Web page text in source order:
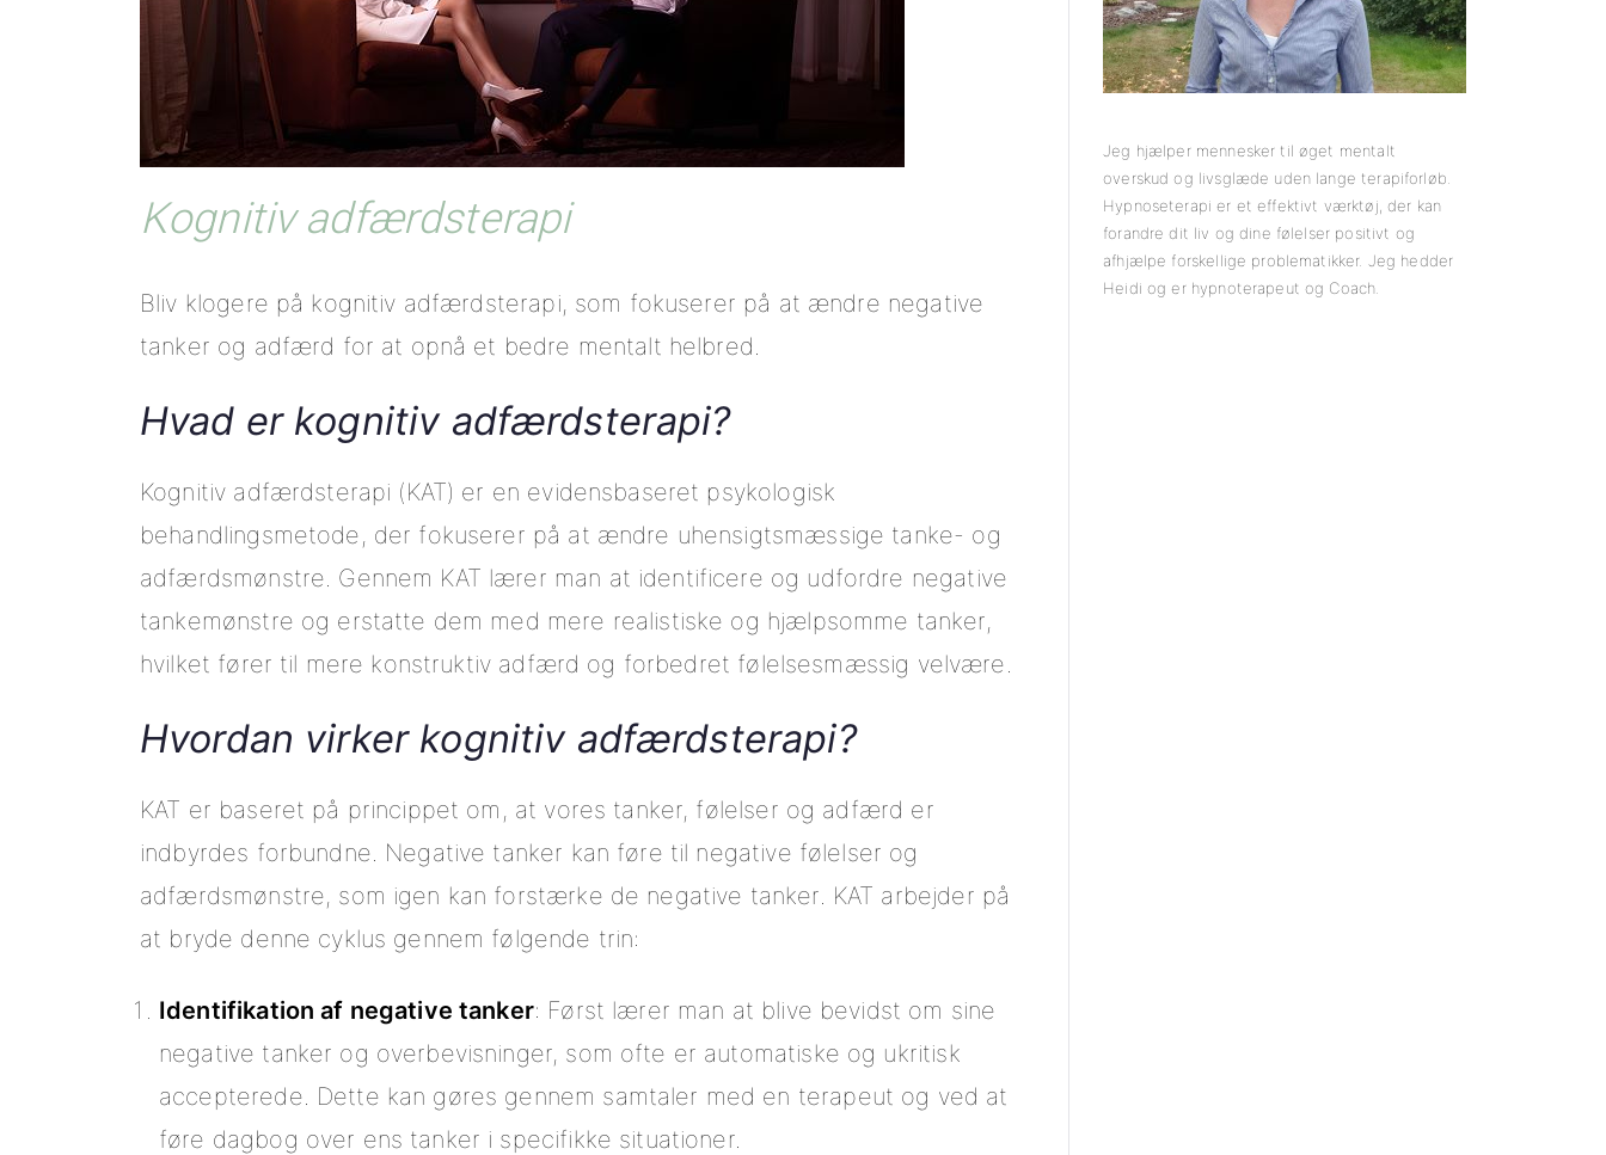
Kognitiv adfærdsterapi
Bliv klogere på kognitiv adfærdsterapi, som fokuserer på at ændre negative
tanker og adfærd for at opnå et bedre mentalt helbred.
Hvad er kognitiv adfærdsterapi?
Kognitiv adfærdsterapi (KAT) er en evidensbaseret psykologisk
behandlingsmetode, der fokuserer på at ændre uhensigtsmæssige tanke- og
adfærdsmønstre. Gennem KAT lærer man at identificere og udfordre negative
tankemønstre og erstatte dem med mere realistiske og hjælpsomme tanker,
hvilket fører til mere konstruktiv adfærd og forbedret følelsesmæssig velvære.
Hvordan virker kognitiv adfærdsterapi?
KAT er baseret på princippet om, at vores tanker, følelser og adfærd er
indbyrdes forbundne. Negative tanker kan føre til negative følelser og
adfærdsmønstre, som igen kan forstærke de negative tanker. KAT arbejder på
at bryde denne cyklus gennem følgende trin:
Identifikation af negative tanker: Først lærer man at blive bevidst om sine
negative tanker og overbevisninger, som ofte er automatiske og ukritisk
accepterede. Dette kan gøres gennem samtaler med en terapeut og ved at
føre dagbog over ens tanker i specifikke situationer.
Jeg hjælper mennesker til øget mentalt
overskud og livsglæde uden lange terapiforløb.
Hypnoseterapi er et effektivt værktøj, der kan
forandre dit liv og dine følelser positivt og
afhjælpe forskellige problematikker. Jeg hedder
Heidi og er hypnoterapeut og Coach.